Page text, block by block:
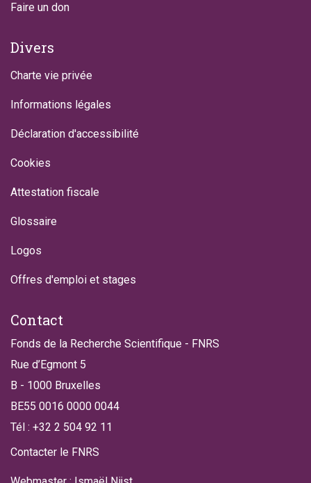
Faire un don
Divers
Charte vie privée
Informations légales
Déclaration d'accessibilité
Cookies
Attestation fiscale
Glossaire
Logos
Offres d'emploi et stages
Contact
Fonds de la Recherche Scientifique - FNRS
Rue d’Egmont 5
B - 1000 Bruxelles
BE55 0016 0000 0044
Tél : +32 2 504 92 11
Contacter le FNRS